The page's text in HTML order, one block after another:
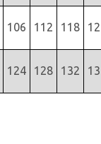
106 112 118
124 128 132